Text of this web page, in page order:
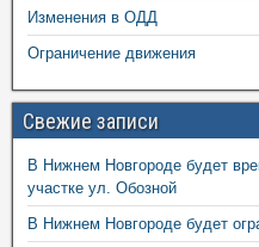
Изменения в ОДД
Ограничение движения
Свежие записи
В Нижнем Новгороде будет
участке ул. Обозной
В Нижнем Новгороде будет